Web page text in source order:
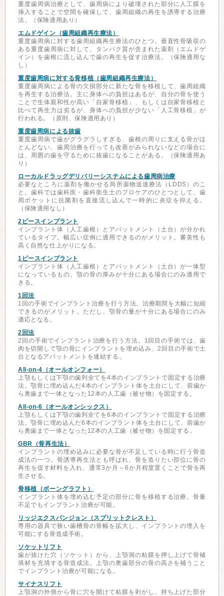
重度歯周病治療として、歯周病により破壊された部分に人工膜を
挿入することで空間を確保して、歯周組織の再生を誘導する治療
法。（保険適用あり）
エムドゲイン（歯周組織再生療法）
重度歯周病に対する歯周組織再生療法のひとつ。垂直性骨吸収の
ある重度歯周病に対して、タンパク質が含まれた薬剤（エムドゲ
イン）を歯根に流し込んで歯の再生を促す治療法。（保険適用な
し）
重度歯周病に対する骨移植（歯周組織再生療法）
重度歯周病による骨の欠損部分に新たな骨を移植して、歯周組織
を再生する治療法。主に身体への負担はあるが、自分の骨を使う
ことで生体親和性が高い「自家骨移植」、もしくは自家骨移植と
比べて再生力は劣るが、身体への負担が少ない「人工骨移植」が
行われる。（原則、保険適用あり）
重度歯周病による抜歯
重度歯周病で歯がグラグラしすぎる、歯根の周りに支える骨がほ
とんどない、歯周治療を行っても改善がみられないなどの場合に
は、周囲の歯を守るために抜歯になることがある。（保険適用あ
り）
ローカルドラッグデリバリーシステムによる歯周病治療
必要なところに薬剤を働かせる局所薬物送達療法（LDDS）のこ
と。歯科では歯科医・歯科衛生士のプロケアのひとつとして、歯
周ポケットに抗菌剤を直接流し込んで一時的に炎症を抑える。
（保険適用なし）
2ピースインプラント
インプラント体（人工歯根）とアバットメント（土台）が分かれ
ているタイプ。幅広い症例に適用できるのがメリット。審美性も
高く自然な仕上がりになる。
1ピースインプラント
インプラント体（人工歯根）とアバットメント（土台）が一体型
になっているもの。顎の骨の厚みが十分にある場合にのみ適用で
きる。
1回法
1回の手術でインプラント治療を行う方法。治療期間を大幅に短縮
できるのがメリット。ただし、顎骨の量が十分にある場合にのみ
適応となる。
2回法
2回の手術でインプラント治療を行う方法。1回目の手術では、歯
肉を切開して顎の骨にインプラントを埋め込み、2回目の手術で土
台となるアバットメントを連結する。
All-on-4（オールオンフォー）
上顎もしくは下顎の歯列全てを4本のインプラントで固定する治療
法。顎骨に埋め込んだ4本のインプラント体を土台にして、前歯か
ら奥歯まで一体となった12本の人工歯（被せ物）を固定する。
All-on-6（オールオンシックス）
上顎もしくは下顎の歯列全てを6本のインプラントで固定する治療
法。顎骨に埋め込んだ6本のインプラント体を土台にして、前歯か
ら奥歯まで一体となった12本の人工歯（被せ物）を固定する。
GBR（骨再生法）
インプラントの埋め込みに必要な骨が不足している時に行う骨造
成法の一つ。骨誘導再生法とも呼ばれ、骨を造りたい部位に骨の
再生を促す材料を入れ、通常3か月～6か月程度置くことで骨を再
生させる。
骨移植（ボーングラフト）
インプラント体を埋め込む予定の部分に骨を移植する治療。骨量
不足でもインプラント治療が可能。
リッジエクスパンジョン（スプリットクレスト）
専用の器具で狭い歯槽骨の骨幅を拡大し、インプラントの埋入を
可能にする骨造成手術。
ソケットリフト
歯が抜けた穴（ソケット）から、上顎洞の粘膜を押し上げて骨補
填材を充填する骨造成法。上顎の奥歯部分の骨の高さを補うこと
でインプラント治療が可能になる。
サイナスリフト
上顎洞の外側から骨に穴を開けて粘膜を剥がし、持ち上げた部分